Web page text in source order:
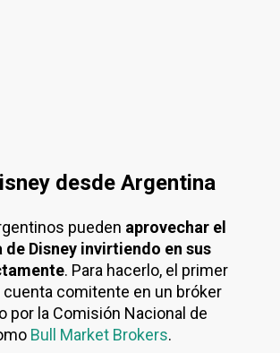
desde Argentina
pueden aprovechar el
Disney invirtiendo en sus
. Para hacerlo, el primer
cuenta comitente en un bróker
por la Comisión Nacional de
Bull Market Brokers.